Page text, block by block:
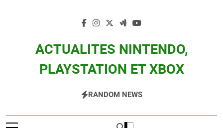
ACTUALITES NINTENDO,
PLAYSTATION ET XBOX
Zelda, Splatoon, Pokemon Entre Autres
RANDOM NEWS